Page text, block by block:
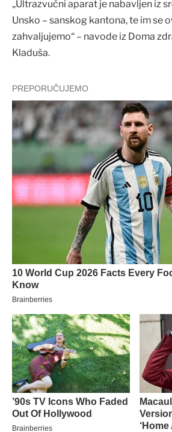
„Ultrazvučni aparat je nabavljen iz
Unsko – sanskog kantona, te im se
zahvaljujemo“ – navode iz Doma
Kladuša.